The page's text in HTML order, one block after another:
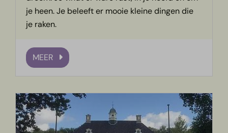
je heen. Je beleeft er mooie kleine dingen die
je raken.
MEER